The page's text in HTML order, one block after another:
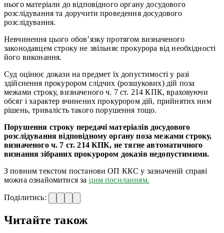
нього матеріали до відповідного органу досудового
розслідування та доручити проведення досудового
розслідування.
Невчинення цього обов’язку протягом визначеного
законодавцем строку не звільняє прокурора від необхідності
його виконання.
Суд оцінює докази на предмет їх допустимості у разі
здійснення прокурором слідчих (розшукових) дій поза
межами строку, визначеного ч. 7 ст. 214 КПК, враховуючи
обсяг і характер вчинених прокурором дій, прийнятих ним
рішень, тривалість такого порушення тощо.
Порушення строку передачі матеріалів досудового
розслідування відповідному органу поза межами строку,
визначеного ч. 7 ст. 214 КПК, не тягне автоматичного
визнання зібраних прокурором доказів недопустимими.
З повним текстом постанови ОП ККС у зазначеній справі
можна ознайомитися за цим посиланням.
Поділитись:
Читайте також